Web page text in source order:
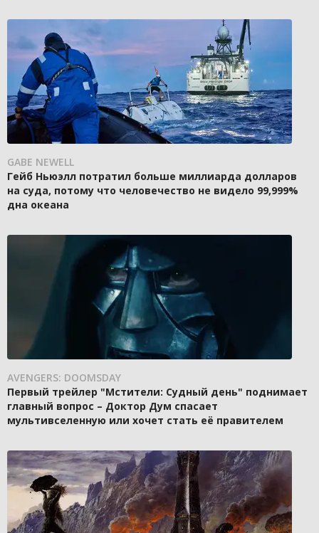
GABE NEWELL
Гейб Ньюэлл потратил больше миллиарда долларов
на суда, потому что человечество не видело 99,999%
дна океана
AVENGERS: DOOMSDAY
Первый трейлер "Мстители: Судный день" поднимает
главный вопрос – Доктор Дум спасает
мультивселенную или хочет стать её правителем